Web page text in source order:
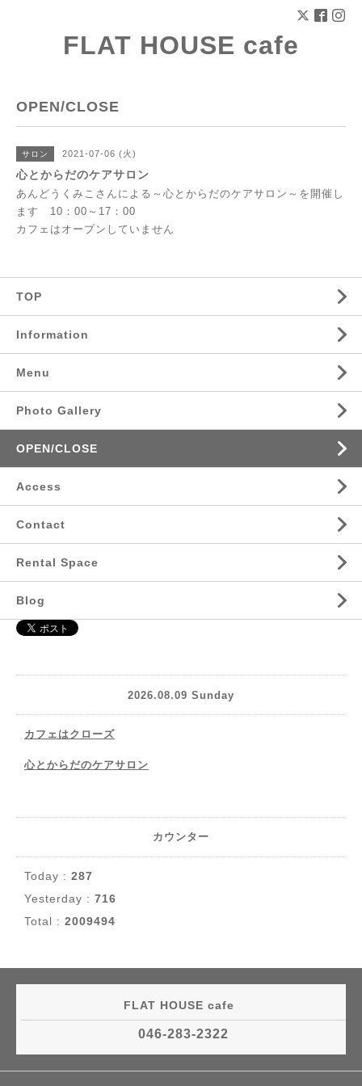
FLAT HOUSE cafe
OPEN/CLOSE
サロン 2021-07-06 (火)
心とからだのケアサロン
あんどうくみこさんによる～心とからだのケアサロン～を開催し
ます 10：00～17：00
カフェはオープンしていません
TOP
Information
Menu
Photo Gallery
OPEN/CLOSE
Access
Contact
Rental Space
Blog
2026.08.09 Sunday
カフェはクローズ
心とからだのケアサロン
カウンター
Today : 287
Yesterday : 716
Total : 2009494
FLAT HOUSE cafe
046-283-2322